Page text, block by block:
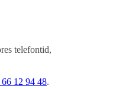
telefontid,
12 94 48.